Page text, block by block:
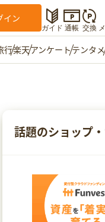
イン
ガイド 通帳 交換
行楽天アンケートテンタメ
話題のショップ